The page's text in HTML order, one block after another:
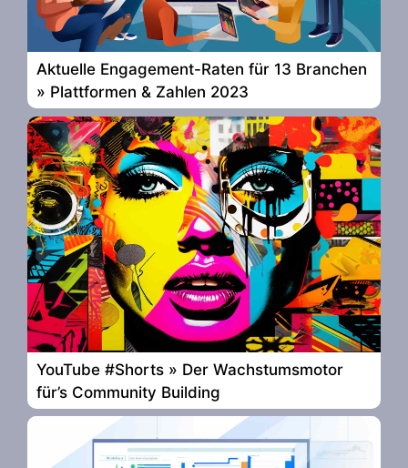
Aktuelle Engagement-Raten für 13 Branchen
» Plattformen & Zahlen 2023
YouTube #Shorts » Der Wachstumsmotor
für’s Community Building